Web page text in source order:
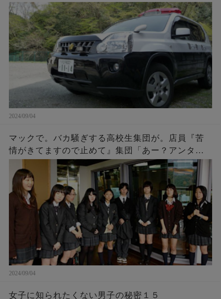
う。これであんたらも前科一犯だな。罰金50万払
ってね」遭難者「えっ！」
2024/09/04
マックで。バカ騒ぎする高校生集団が。店員『苦
情がきてますので止めて』集団「あー？アンタ何
様？」「アンタの写真撮ったし、帰り道何かあっ
ても知らないよ～ｗ」→結果…
2024/09/04
女子に知られたくない男子の秘密１５